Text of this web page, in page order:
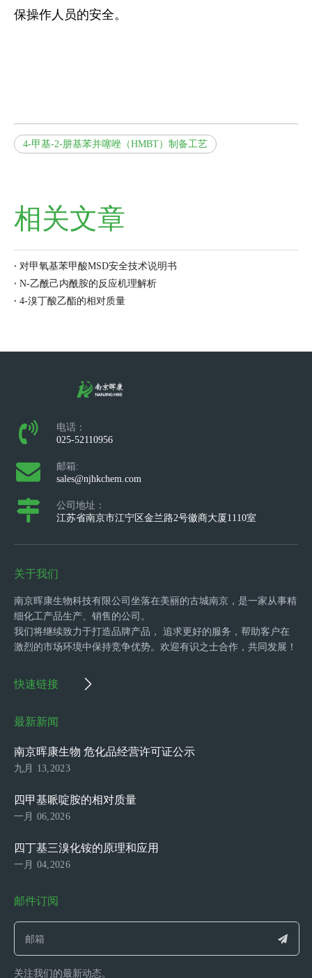
保操作人员的安全。
4-甲基-2-肼基苯并噻唑（HMBT）制备工艺
相关文章
对甲氧基苯甲酸MSD安全技术说明书
N-乙酰己内酰胺的反应机理解析
4-溴丁酸乙酯的相对质量
电话：
025-52110956
邮箱:
sales@njhkchem.com
公司地址：
江苏省南京市江宁区金兰路2号徽商大厦1110室
关于我们
南京晖康生物科技有限公司坐落在美丽的古城南京，是一家从事精
细化工产品生产、销售的公司。
我们将继续致力于打造品牌产品， 追求更好的服务，帮助客户在
激烈的市场环境中保持竞争优势。欢迎有识之士合作，共同发展！
快速链接
最新新闻
南京晖康生物 危化品经营许可证公示
九月 13,2023
四甲基哌啶胺的相对质量
一月 06,2026
四丁基三溴化铵的原理和应用
一月 04,2026
邮件订阅
关注我们的最新动态。